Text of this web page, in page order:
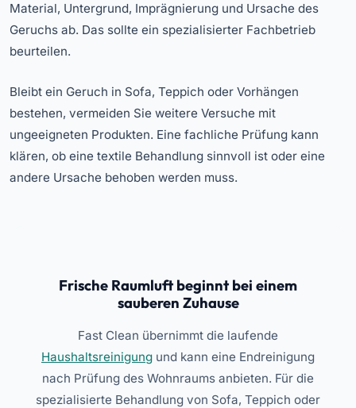
Material, Untergrund, Imprägnierung und Ursache des
Geruchs ab. Das sollte ein spezialisierter Fachbetrieb
beurteilen.
Bleibt ein Geruch in Sofa, Teppich oder Vorhängen
bestehen, vermeiden Sie weitere Versuche mit
ungeeigneten Produkten. Eine fachliche Prüfung kann
klären, ob eine textile Behandlung sinnvoll ist oder eine
andere Ursache behoben werden muss.
Frische Raumluft beginnt bei einem
sauberen Zuhause
Fast Clean übernimmt die laufende
Haushaltsreinigung und kann eine Endreinigung
nach Prüfung des Wohnraums anbieten. Für die
spezialisierte Behandlung von Sofa, Teppich oder